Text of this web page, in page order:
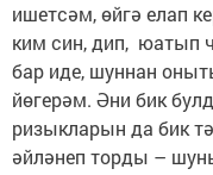
ишетсәм, өйгә елап
ким син, дип, юатып
бар иде, шуннан
йөгерәм. Әни бик
ризыкларын да бик
әйләнеп торды –